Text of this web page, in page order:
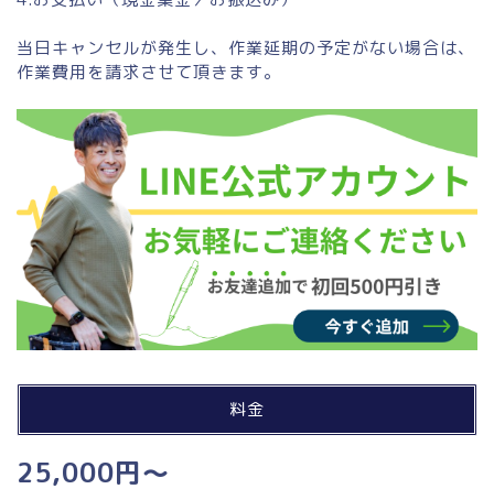
当日キャンセルが発生し、作業延期の予定がない場合は、
作業費用を請求させて頂きます。
料金
25,000円～